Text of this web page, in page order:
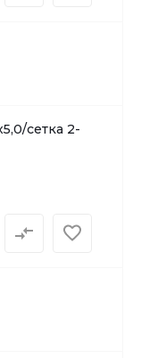
сетка 2-